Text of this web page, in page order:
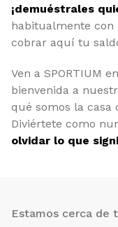
¡demuéstrales
habitualmente con
cobrar aquí tu
Ven a SPORTIUM
bienvenida a
qué somos la casa
Diviértete como
olvidar lo que
Estamos cerca de